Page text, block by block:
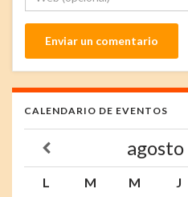
CALENDARIO DE EVENTOS
agosto
L M M J